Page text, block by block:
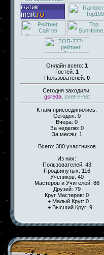
Онлайн всего: 1
Гостей: 1
Пользователей: 0
Сегодня заходили:
gsreda, svet-v-net
К нам присоединились:
Сегодня: 0
Вчера: 0
За неделю: 0
За месяц: 1
Всего: 380 участников
Из них:
Пользователей: 43
Продвинутых: 116
Учеников: 40
Мастеров и Учителей: 86
Друзей: 79
Круг Мастеров: 0
+ Малый Круг: 0
+ Высший Круг: 9